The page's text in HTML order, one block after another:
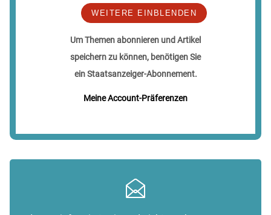
WEITERE EINBLENDEN
Um Themen abonnieren und Artikel
speichern zu können, benötigen Sie
ein Staatsanzeiger-Abonnement.
Meine Account-Präferenzen